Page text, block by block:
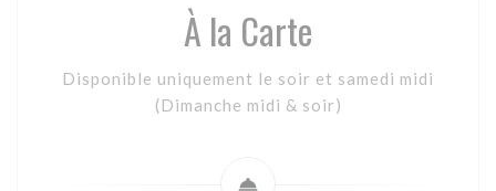
À la Carte
Disponible uniquement le soir et samedi midi
(Dimanche midi & soir)